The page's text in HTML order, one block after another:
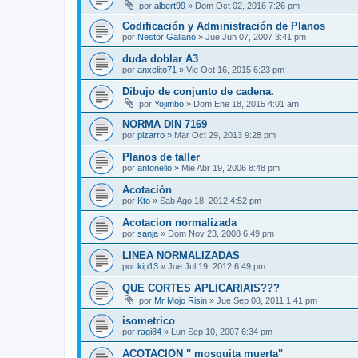
por albert99 » Dom Oct 02, 2016 7:26 pm
Codificación y Administración de Planos
por Nestor Galiano » Jue Jun 07, 2007 3:41 pm
duda doblar A3
por anxelito71 » Vie Oct 16, 2015 6:23 pm
Dibujo de conjunto de cadena.
por Yojimbo » Dom Ene 18, 2015 4:01 am
NORMA DIN 7169
por pizarro » Mar Oct 29, 2013 9:28 pm
Planos de taller
por antonello » Mié Abr 19, 2006 8:48 pm
Acotación
por Kto » Sab Ago 18, 2012 4:52 pm
Acotacion normalizada
por sanja » Dom Nov 23, 2008 6:49 pm
LINEA NORMALIZADAS
por kip13 » Jue Jul 19, 2012 6:49 pm
QUE CORTES APLICARIAIS???
por Mr Mojo Risin » Jue Sep 08, 2011 1:41 pm
isometrico
por ragi84 » Lun Sep 10, 2007 6:34 pm
ACOTACION " mosquita muerta"